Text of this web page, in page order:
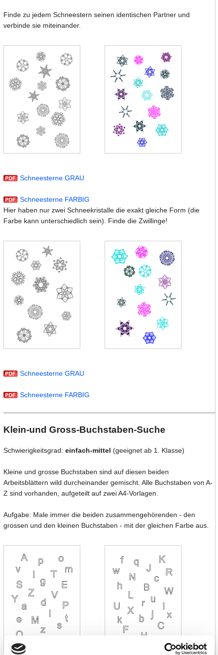
Finde zu jedem Schneestern seinen identischen Partner und
verbinde sie miteinander.
Schneesterne GRAU
Schneesterne FARBIG
Hier haben nur zwei Schneekristalle die exakt gleiche Form (die
Farbe kann unterschiedlich sein). Finde die Zwillinge!
Schneesterne GRAU
Schneesterne FARBIG
Klein-und Gross-Buchstaben-Suche
Schwierigkeitsgrad:einfach-mittel (geeignet ab 1. Klasse)
Kleine und grosse Buchstaben sind auf diesen beiden
Arbeitsblättern wild durcheinander gemischt. Alle Buchstaben von A-
Z sind vorhanden, aufgeteilt auf zwei A4-Vorlagen.
Aufgabe: Male immer die beiden zusammengehörenden - den
grossen und den kleinen Buchstaben - mit der gleichen Farbe aus.